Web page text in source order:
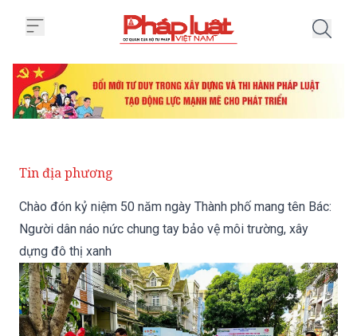
Tin địa phương
Chào đón kỷ niệm 50 năm ngày Thành phố mang tên Bác:
Người dân náo nức chung tay bảo vệ môi trường, xây
dựng đô thị xanh